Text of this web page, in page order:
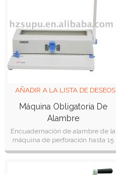
AÑADIR A LA LISTA DE DESEOS
Máquina Obligatoria De
Alambre
Encuadernación de alambre de la
máquina de perforación hasta 15
hojas de vuelta a la izquierda&